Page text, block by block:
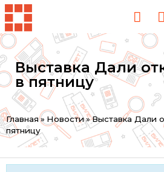
Выставка Дали
в пятницу
You
are
here
Главная » Новости»Выставка Дали
пятницу